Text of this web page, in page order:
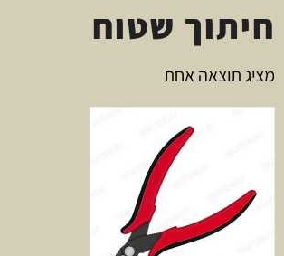
חיתוך שטוח
מציג תוצאה אחת